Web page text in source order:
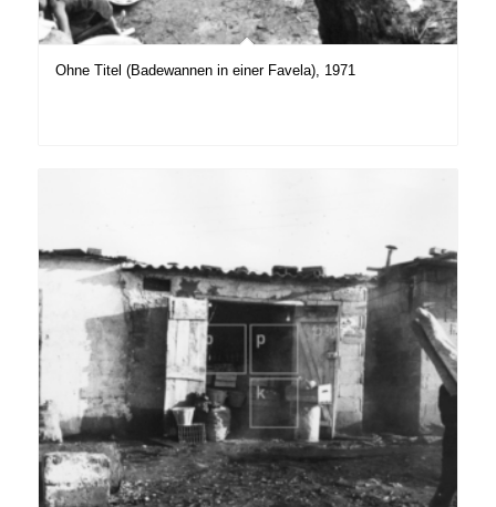
Ohne Titel (Badewannen in einer Favela), 1971